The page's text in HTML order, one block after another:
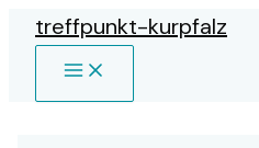
Zum
Inhalt
springen
treffpunkt-kurpfalz
MAIN